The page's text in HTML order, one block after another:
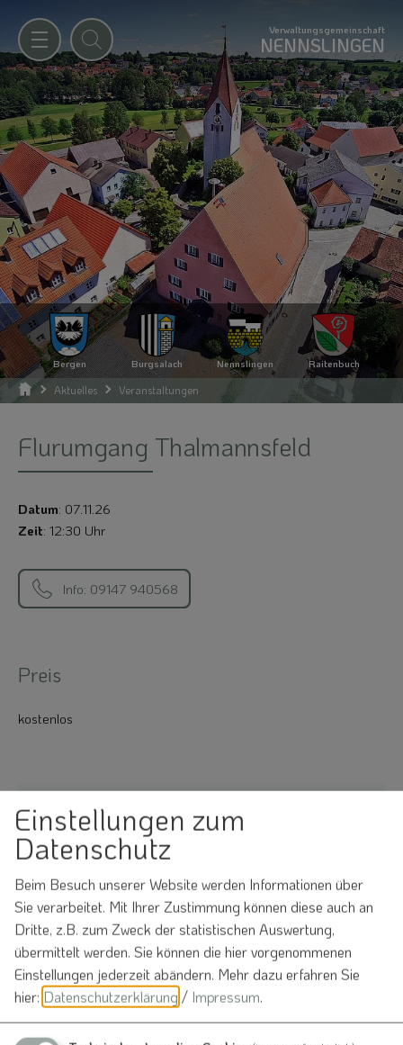
Verwaltungsgemeinschaft
NENNSLINGEN
Bergen Burgsalach Nennslingen Raitenbuch
Aktuelles Veranstaltungen
Flurumgang Thalmannsfeld
Datum: 07.11.26
Zeit: 12:30 Uhr
Info: 09147 940568
Preis
kostenlos
Möchten Sie von
Ja Immer
Treffpunkt: Bräustüberl
Einstellungen zum
Datenschutz
Beim Besuch unserer Website werden Informationen über
Sie verarbeitet. Mit Ihrer Zustimmung können diese auch an
Dritte, z.B. zum Zweck der statistischen Auswertung,
übermittelt werden. Sie können die hier vorgenommenen
Einstellungen jederzeit abändern. Mehr dazu erfahren Sie
hier: Datenschutzerklärung/ Impressum.